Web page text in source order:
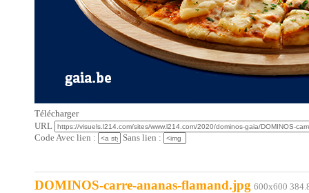
Télécharger
URL
Code Avec lien :
Sans lien :
DOMINOS-carre-ananas-flamand.jpg 600x600